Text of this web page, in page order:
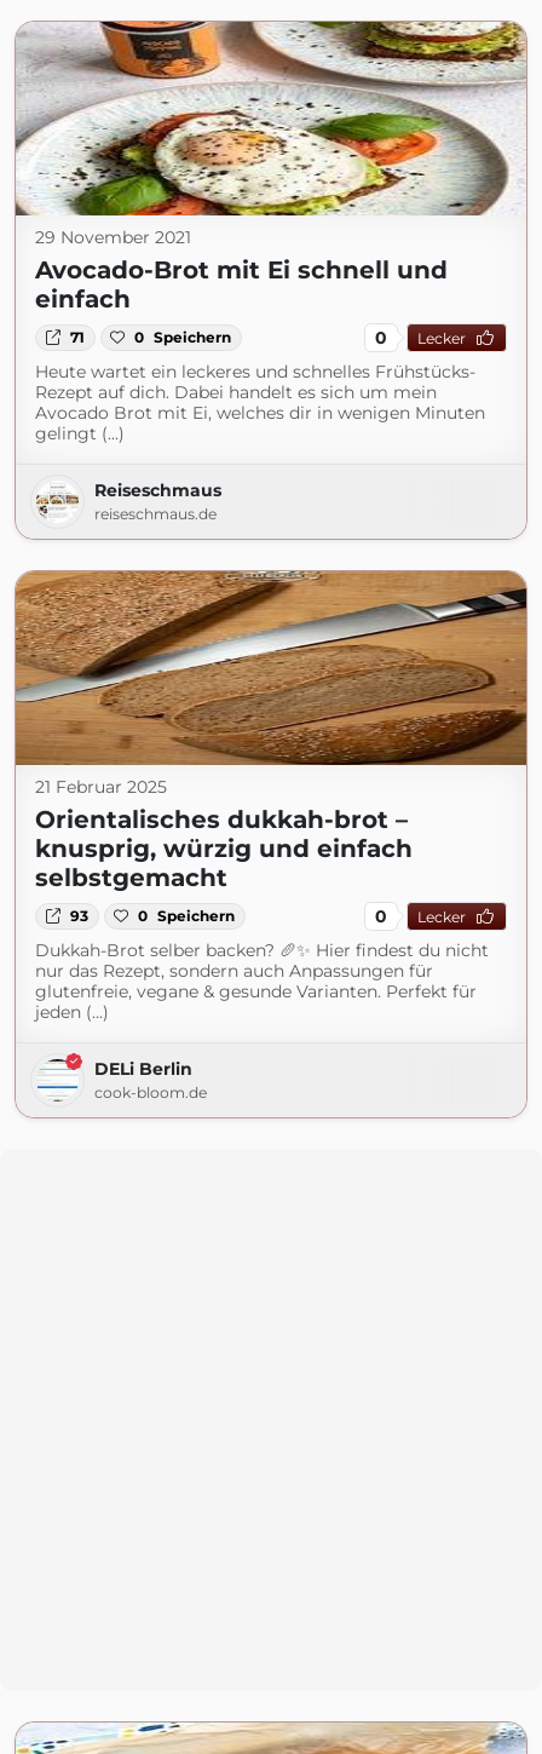
29 November 2021
Avocado-Brot mit Ei schnell und
einfach
71 0 Speichern 0 Lecker
Heute wartet ein leckeres und schnelles Frühstücks-
Rezept auf dich. Dabei handelt es sich um mein
Avocado Brot mit Ei, welches dir in wenigen Minuten
gelingt (...)
Reiseschmaus
reiseschmaus.de
21 Februar 2025
Orientalisches dukkah-brot –
knusprig, würzig und einfach
selbstgemacht
93 0 Speichern 0 Lecker
Dukkah-Brot selber backen? 🥖✨ Hier findest du nicht
nur das Rezept, sondern auch Anpassungen für
glutenfreie, vegane & gesunde Varianten. Perfekt für
jeden (...)
DELi Berlin
cook-bloom.de